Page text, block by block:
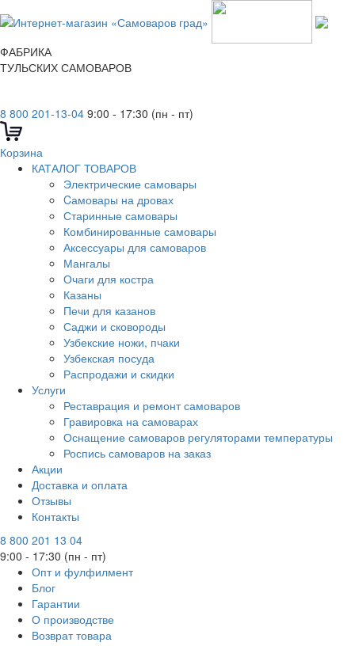
ФАБРИКА
ТУЛЬСКИХ САМОВАРОВ
8 800 201-13-04 9:00 - 17:30 (пн - пт)
Корзина
КАТАЛОГ ТОВАРОВ
Электрические самовары
Cамовары на дровах
Старинные самовары
Комбинированные самовары
Аксессуары для самоваров
Мангалы
Очаги для костра
Казаны
Печи для казанов
Саджи и сковороды
Узбекские ножи, пчаки
Узбекская посуда
Распродажи и скидки
Услуги
Реставрация и ремонт самоваров
Гравировка на самоварах
Оснащение самоваров регуляторами температуры
Роспись самоваров на заказ
Акции
Доставка и оплата
Отзывы
Контакты
8 800 201 13 04
9:00 - 17:30 (пн - пт)
Опт и фулфилмент
Блог
Гарантии
О производстве
Возврат товара